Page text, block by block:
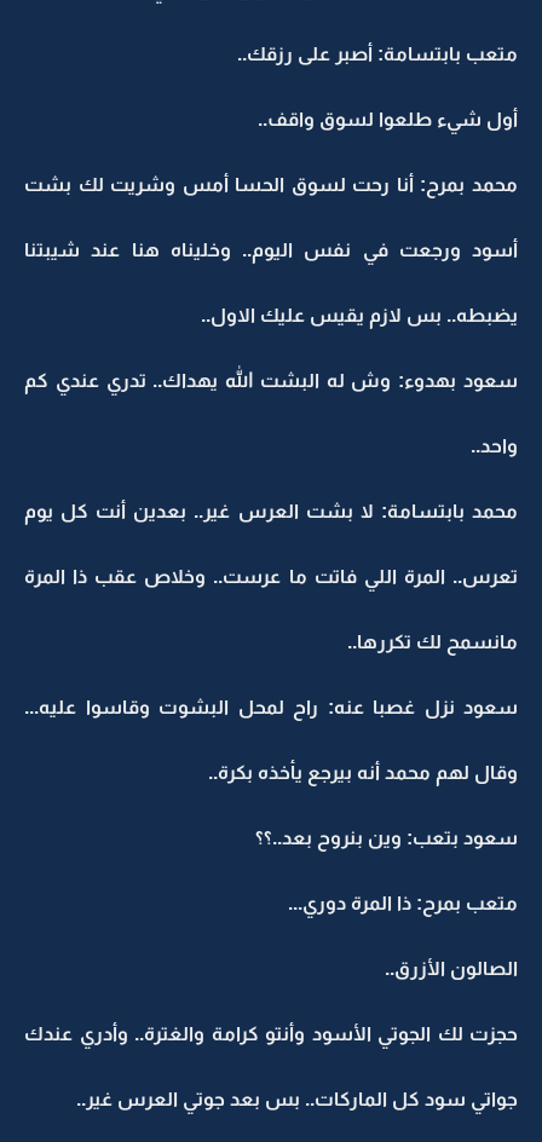
متعب بابتسامة: أصبر على رزقك..
أول شيء طلعوا لسوق واقف..
محمد بمرح: أنا رحت لسوق الحسا أمس وشريت لك بشت
أسود ورجعت في نفس اليوم.. وخليناه هنا عند شيبتنا
يضبطه.. بس لازم يقيس عليك الاول..
سعود بهدوء: وش له البشت الله يهداك.. تدري عندي كم
واحد..
محمد بابتسامة: لا بشت العرس غير.. بعدين أنت كل يوم
تعرس.. المرة اللي فاتت ما عرست.. وخلاص عقب ذا المرة
مانسمح لك تكررها..
سعود نزل غصبا عنه: راح لمحل البشوت وقاسوا عليه...
وقال لهم محمد أنه بيرجع يأخذه بكرة..
سعود بتعب: وين بنروح بعد..؟؟
متعب بمرح: ذا المرة دوري...
الصالون الأزرق..
حجزت لك الجوتي الأسود وأنتو كرامة والغترة.. وأدري عندك
جواتي سود كل الماركات.. بس بعد جوتي العرس غير..